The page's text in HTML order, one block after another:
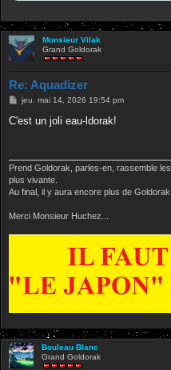
Monsieur Vilak
Grand Goldorak
Re: Aquadizer
M
s
jeu. mai 14, 2026 19:54 pm
C'est un joli eau-ldorak!
Prend Goldorak, parles-en, rassemble
plus vivante.
Au final, il y aura encore plus de
Merci Monsieur Huchez...
Bouleau Blanc
Grand Goldorak